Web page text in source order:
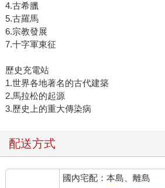
4.古希臘
5.古羅馬
6.宗教發展
7.十字軍東征
歷史充電站
1.世界各地著名的古代建築
2.馬拉松的起源
3.歷史上的重大傳染病
配送方式
國內宅配：本島、離島